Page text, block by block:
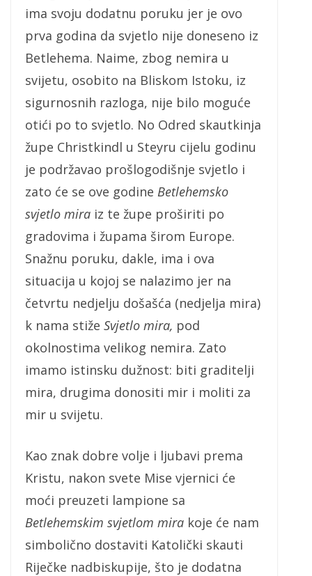
ima svoju dodatnu poruku jer je ovo
prva godina da svjetlo nije doneseno iz
Betlehema. Naime, zbog nemira u
svijetu, osobito na Bliskom Istoku, iz
sigurnosnih razloga, nije bilo moguće
otići po to svjetlo. No Odred skautkinja
župe Christkindl u Steyru cijelu godinu
je podržavao prošlogodišnje svjetlo i
zato će se ove godine Betlehemsko
svjetlo mira iz te župe proširiti po
gradovima i župama širom Europe.
Snažnu poruku, dakle, ima i ova
situacija u kojoj se nalazimo jer na
četvrtu nedjelju došašća (nedjelja mira)
k nama stiže Svjetlo mira, pod
okolnostima velikog nemira. Zato
imamo istinsku dužnost: biti graditelji
mira, drugima donositi mir i moliti za
mir u svijetu.
Kao znak dobre volje i ljubavi prema
Kristu, nakon svete Mise vjernici će
moći preuzeti lampione sa
Betlehemskim svjetlom mira koje će nam
simbolično dostaviti Katolički skauti
Riječke nadbiskupije, što je dodatna